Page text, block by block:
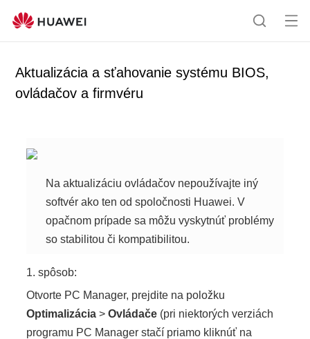
H
d
Ot
Aktualizácia a sťahovanie systému BIOS,
ovládačov a firmvéru
Na aktualizáciu ovládačov nepoužívajte iný
softvér ako ten od spoločnosti Huawei. V
opačnom prípade sa môžu vyskytnúť problémy
so stabilitou či kompatibilitou.
1. spôsob:
Otvorte PC Manager, prejdite na položku
Optimalizácia >Ovládače (pri niektorých verziách
programu PC Manager stačí priamo kliknúť na